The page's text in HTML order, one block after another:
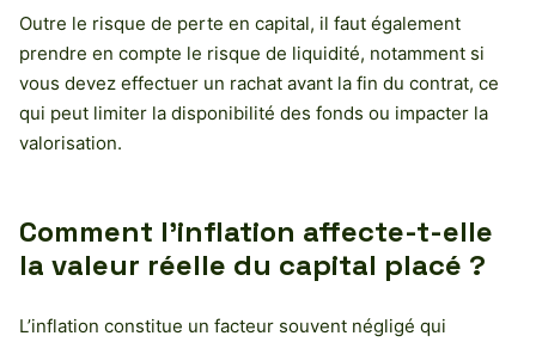
Outre le risque de perte en capital, il faut également
prendre en compte le risque de liquidité, notamment si
vous devez effectuer un rachat avant la fin du contrat, ce
qui peut limiter la disponibilité des fonds ou impacter la
valorisation.
Comment l’inflation affecte-t-elle
la valeur réelle du capital placé ?
L’inflation constitue un facteur souvent négligé qui